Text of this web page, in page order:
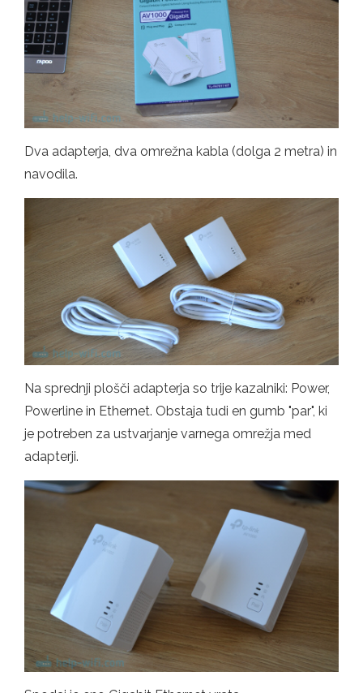
Dva adapterja, dva omrežna kabla (dolga 2 metra) in
navodila.
Na sprednji plošči adapterja so trije kazalniki: Power,
Powerline in Ethernet. Obstaja tudi en gumb "par", ki
je potreben za ustvarjanje varnega omrežja med
adapterji.